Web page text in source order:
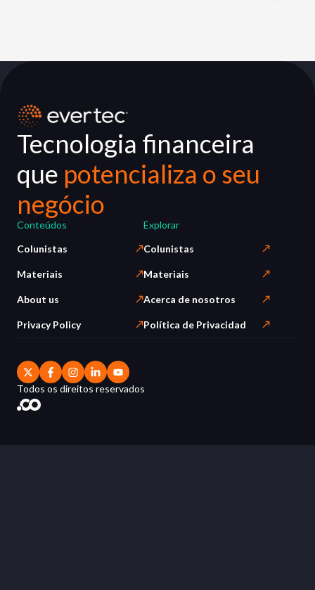
Tecnologia financeira
que potencializa o seu
negócio
Conteúdos
Colunistas
Materiais
About us
Privacy Policy
Explorar
Colunistas
Materiais
Acerca de nosotros
Política de Privacidad
Todos os direitos reservados